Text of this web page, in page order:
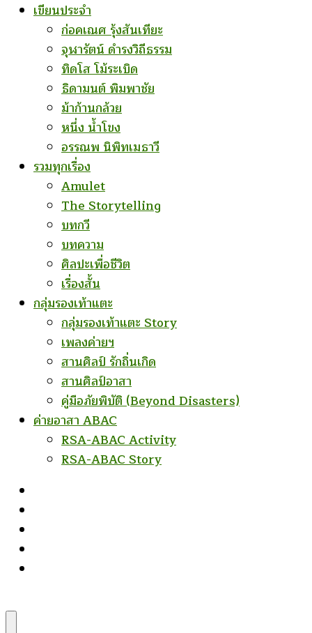
เขียนประจำ
ก่อคเณศ รุ้งสันเทียะ
จุฬารัตน์ ดำรงวิถีธรรม
ทิดโส โม้ระเบิด
ธิดามนต์ พิมพาชัย
ม้าก้านกล้วย
หนึ่ง น้ำโขง
อรรณพ นิพิทเมธาวี
รวมทุกเรื่อง
Amulet
The Storytelling
บทกวี
บทความ
ศิลปะเพื่อชีวิต
เรื่องสั้น
กลุ่มรองเท้าแตะ
กลุ่มรองเท้าแตะ Story
เพลงค่ายฯ
สานศิลป์ รักถิ่นเกิด
สานศิลป์อาสา
คู่มือภัยพิบัติ (Beyond Disasters)
ค่ายอาสา ABAC
RSA-ABAC Activity
RSA-ABAC Story